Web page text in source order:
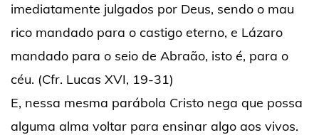
imediatamente julgados por Deus, sendo o mau
rico mandado para o castigo eterno, e Lázaro
mandado para o seio de Abraão, isto é, para o
céu. (Cfr. Lucas XVI, 19-31)
E, nessa mesma parábola Cristo nega que possa
alguma alma voltar para ensinar algo aos vivos.